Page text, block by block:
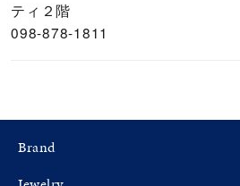
ティ２階
098-878-1811
Brand